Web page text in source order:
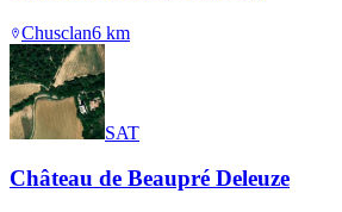
Chusclan6 km
SAT
Château de Beaupré Deleuze